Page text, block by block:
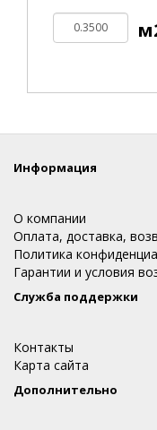
Информация
О компании
Оплата, доставка,
Политика
Гарантии и условия
Служба поддержки
Контакты
Карта сайта
Дополнительно